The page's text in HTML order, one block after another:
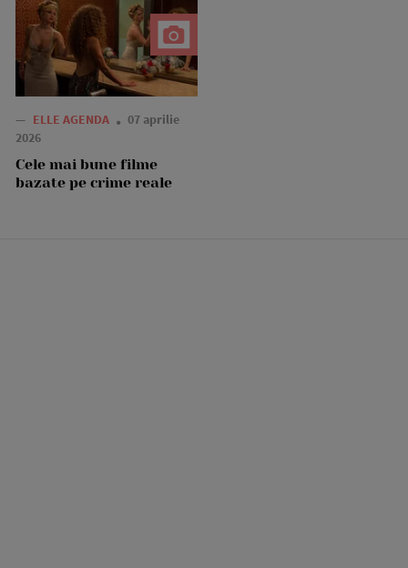
— ELLE AGENDA
07 aprilie
2026
Cele mai bune filme
bazate pe crime reale